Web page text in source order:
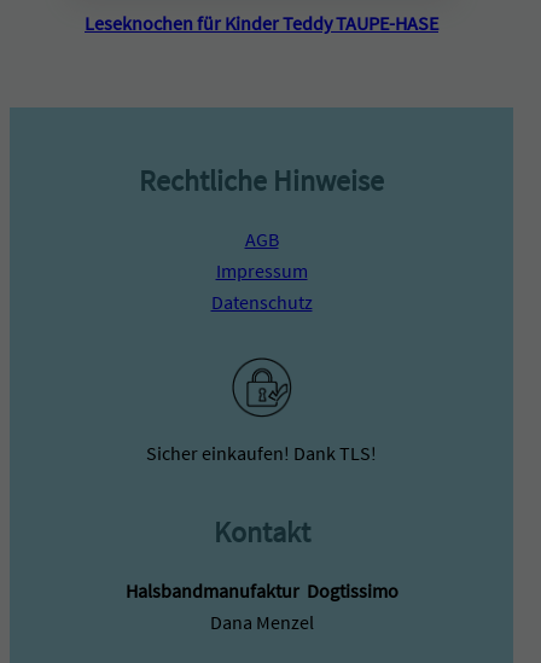
Leseknochen für Kinder Teddy TAUPE-HASE
Rechtliche Hinweise
AGB
Impressum
Datenschutz
Sicher einkaufen! Dank TLS!
Kontakt
Halsbandmanufaktur ­ Dogtissimo
Dana Menzel